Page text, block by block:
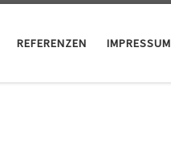
REFERENZEN IMPRESSUM